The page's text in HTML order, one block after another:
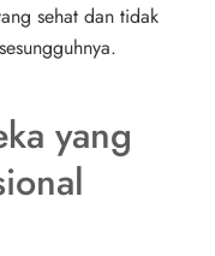
sehat dan tidak
yang